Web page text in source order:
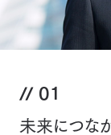
01
未来につなが